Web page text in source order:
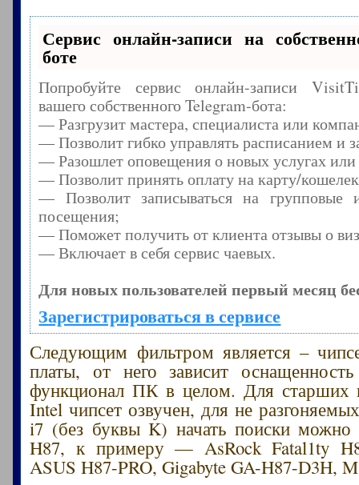
Сервис онлайн-записи на
боте
Попробуйте сервис онлайн-записи
вашего собственного Telegram-бота:
— Разгрузит мастера, специалиста или
— Позволит гибко управлять расписанием и
— Разошлет оповещения о новых услугах
— Позволит принять оплату на карту/
— Позволит записываться на групповые
посещения;
— Поможет получить от клиента отзывы о
— Включает в себя сервис чаевых.
Для новых пользователей первый месяц
Зарегистрироваться в сервисе
Следующим фильтром является –
платы, от него зависит
функционал ПК в целом. Для старших
Intel чипсет озвучен, для не
i7 (без буквы K) начать поиски можно
H87, к примеру — AsRock Fatal1ty
ASUS H87-PRO, Gigabyte GA-H87-D3H,